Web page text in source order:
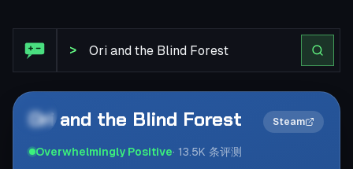
>
2×
Ori and the Blind Forest Steam
Overwhelmingly Positive· 13.5K 条评测